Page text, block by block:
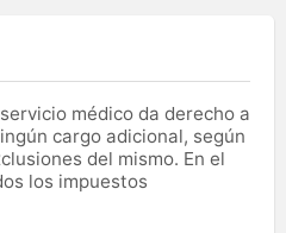
médico da derecho a
cargo adicional, según
del mismo. En el
los impuestos